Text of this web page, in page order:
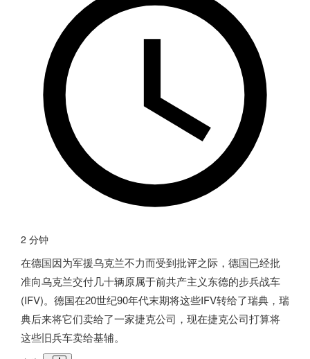
2 分钟
在德国因为军援乌克兰不力而受到批评之际， 德国已经批
准向乌克兰交付几十辆原属于前共产主义东德的步兵战车
(IFV)。 德国在20世纪90年代末期将这些IFV转给了瑞典，瑞
典后来将它们卖给了一家捷克公司，现在捷克公司打算将
这些旧兵车卖给基辅。